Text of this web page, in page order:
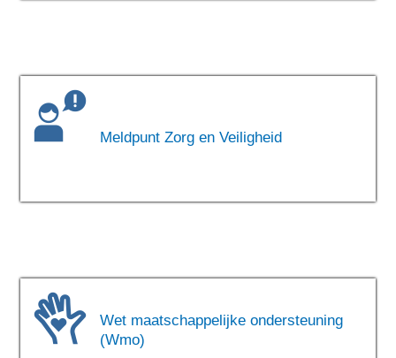
Meldpunt Zorg en Veiligheid
Wet maatschappelijke ondersteuning
(Wmo)